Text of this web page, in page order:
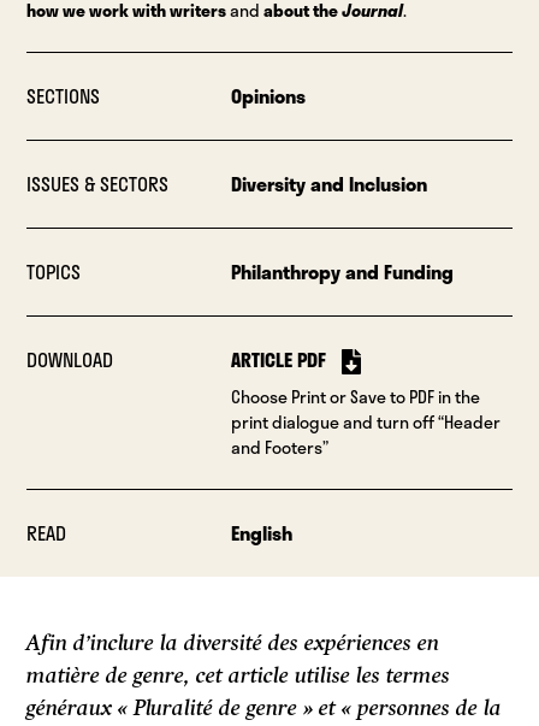
how we work with writersandabout theJournal.
SECTIONS Opinions
ISSUES & SECTORS Diversity and Inclusion
TOPICS Philanthropy and Funding
DOWNLOAD ARTICLE PDF
Choose Print or Save to PDF in the
print dialogue and turn off “Header
and Footers”
READ English
Afin d’inclure la diversité des expériences en
matière de genre, cet article utilise les termes
généraux « Pluralité de genre » et « personnes de la